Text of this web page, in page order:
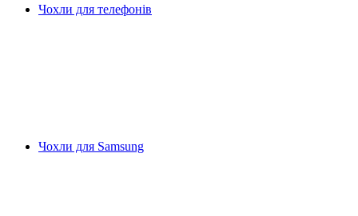
Чохли для телефонів
Чохли для Samsung